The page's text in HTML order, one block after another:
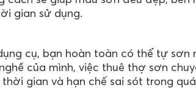
gian sử dụng.
cụ, bạn hoàn toàn có thể tự sơn
của mình, việc thuê thợ sơn
gian và hạn chế sai sót trong